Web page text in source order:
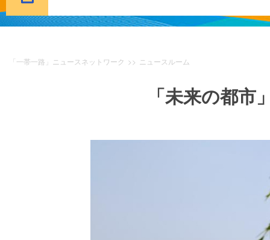
「一帯一路」ニュースネットワーク >> ニュースルーム
「未来の都